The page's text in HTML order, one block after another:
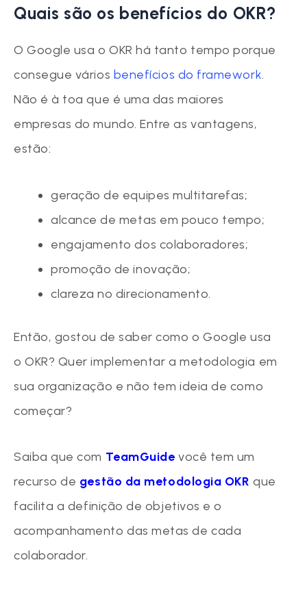
Quais são os benefícios do OKR?
O Google usa o OKR há tanto tempo porque
consegue vários benefícios do framework.
Não é à toa que é uma das maiores
empresas do mundo. Entre as vantagens,
estão:
geração de equipes multitarefas;
alcance de metas em pouco tempo;
engajamento dos colaboradores;
promoção de inovação;
clareza no direcionamento.
Então, gostou de saber como o Google usa
o OKR? Quer implementar a metodologia em
sua organização e não tem ideia de como
começar?
Saiba que com TeamGuide você tem um
recurso de gestão da metodologia OKR que
facilita a definição de objetivos e o
acompanhamento das metas de cada
colaborador.